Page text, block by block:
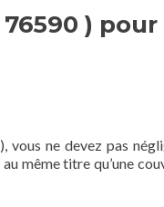
) pour
ne devez pas
même titre qu’une